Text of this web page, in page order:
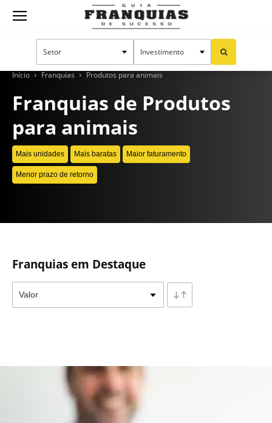
Guia
Franquias
Sucesso
Início Franquias Produtos para animais
Franquias de Produtos
para animais
Mais unidades Mais baratas Maior faturamento
Menor prazo de retorno
Franquias em Destaque